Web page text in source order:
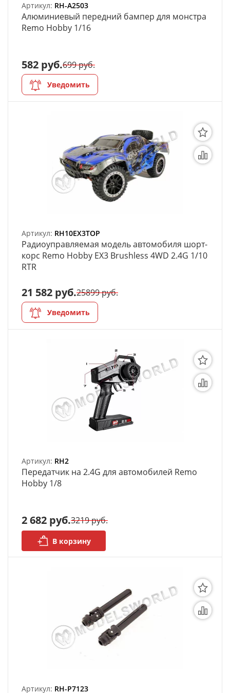
Артикул: RH-A2503
Алюминиевый передний бампер для монстра
Remo Hobby 1/16
582 руб.699 руб.
Уведомить
Артикул: RH10EX3TOP
Радиоуправляемая модель автомобиля шорт-
корс Remo Hobby EX3 Brushless 4WD 2.4G 1/10
RTR
21 582 руб.25899 руб.
Уведомить
Артикул: RH2
Передатчик на 2.4G для автомобилей Remo
Hobby 1/8
2 682 руб.3219 руб.
В корзину
Артикул: RH-P7123